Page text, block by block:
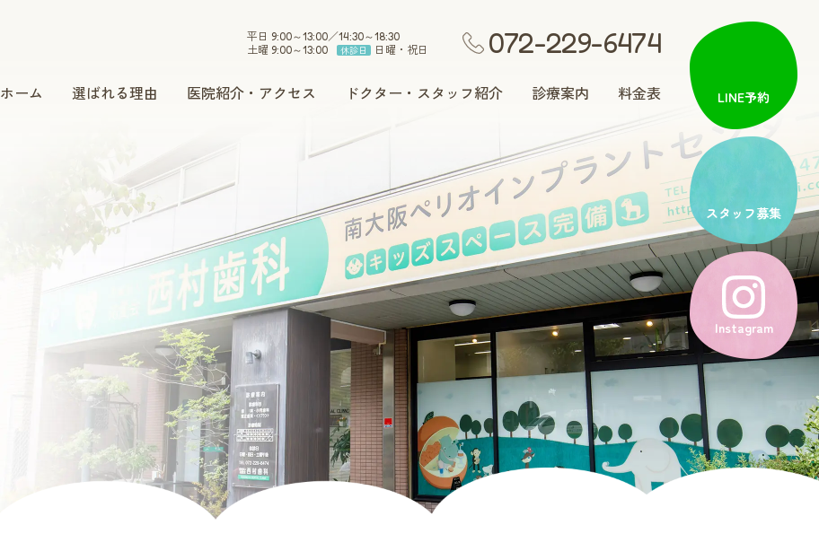
平日 9:00～13:00／14:30～18:30
土曜 9:00～13:00
休診日 日曜・祝日 072-229-6474
ホーム 選ばれる理由 医院紹介・アクセス ドクター・スタッフ紹介 診療案内
矯正歯科
セラミック ホワイトニング 入れ歯治療
予防・メンテナンス 訪問治療
料金表 LINE予約
スタッフ募集
Instagram